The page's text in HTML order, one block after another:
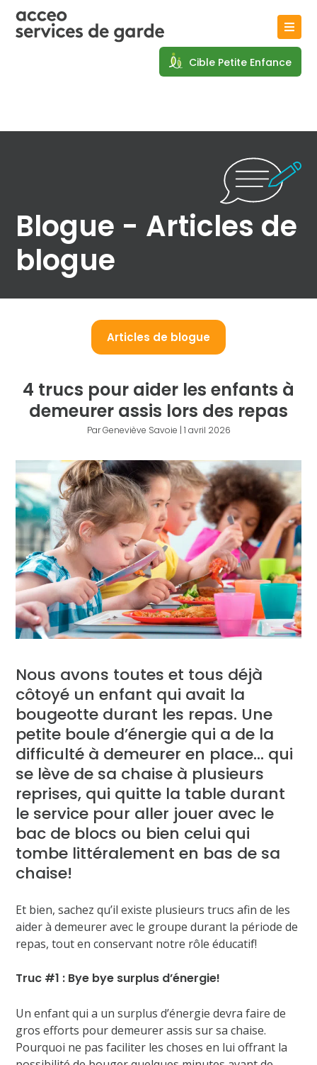
Cible Petite Enfance
Blogue - Articles de
blogue
Articles de blogue
4 trucs pour aider les enfants à
demeurer assis lors des repas
Par Geneviève Savoie | 1 avril 2026
Nous avons toutes et tous déjà
côtoyé un enfant qui avait la
bougeotte durant les repas. Une
petite boule d’énergie qui a de la
difficulté à demeurer en place… qui
se lève de sa chaise à plusieurs
reprises, qui quitte la table durant
le service pour aller jouer avec le
bac de blocs ou bien celui qui
tombe littéralement en bas de sa
chaise!
Et bien, sachez qu’il existe plusieurs trucs afin de les
aider à demeurer avec le groupe durant la période de
repas, tout en conservant notre rôle éducatif!
Truc #1 : Bye bye surplus d’énergie!
Un enfant qui a un surplus d’énergie devra faire de
gros efforts pour demeurer assis sur sa chaise.
Pourquoi ne pas faciliter les choses en lui offrant la